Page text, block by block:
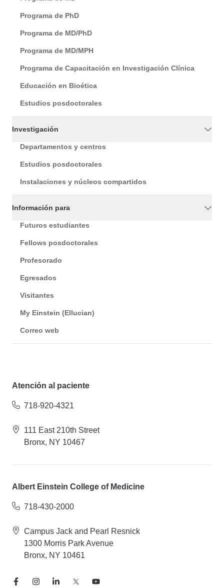
Programa de PhD
Programa de MD/PhD
Programa de MD/MPH
Programa de Capacitación en Investigación Clínica
Educación en Bioética
Estudios posdoctorales
Investigación
Departamentos y centros
Estudios posdoctorales
Instalaciones y núcleos compartidos
Información para
Futuros estudiantes
Fellows posdoctorales
Profesorado
Egresados
Visitantes
My Einstein (Ellucian)
Correo web
Atención al paciente
718-920-4321
111 East 210th Street
Bronx, NY 10467
Albert Einstein College of Medicine
718-430-2000
Campus Jack and Pearl Resnick
1300 Morris Park Avenue
Bronx, NY 10461